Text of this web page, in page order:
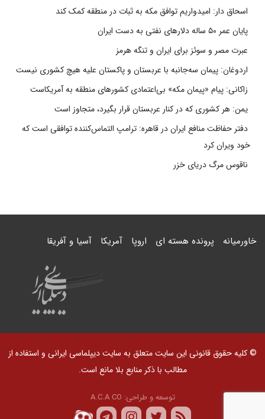
اسحاق دار: امیدواریم توافق مکه به ثبات در منطقه کمک کند
پایان عمر ۵۰ ساله دلارهای نفتی به دست ایران
عبرت مصر و سوئز برای ایران و تنگه هرمز
اردوغان: پیمان سه‌جانبه با عربستان و پاکستان علیه هیچ کشوری نیست
زاکانی: پیام «پیمان مکه» بی‌اعتمادی کشورهای منطقه به آمریکاست
یمن: هر کشوری که در کنار عربستان قرار بگیرد، متجاوز است
دفتر حفاظت منافع ایران در قاهره: ترامپ التماس‌کننده توافقی است که
خود ویران کرد
ناقوس مرگ دریای خزر
خاورمیانه پرونده هسته ای اروپا آمریکا آسیا و آفریقا
© کلیه حقوق قانونی این سایت متعلق به سایت دیپلماسی ایرانی و استفاده از
مطالب با ذکر منابع بلا مانع است.
توسعه و طراحی: A.C.A CO